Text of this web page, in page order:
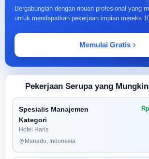
Bergabunglah dengan ribuan profesional yang
untuk mendapatkan pekerjaan impian mereka
Memulai Gratis
Pekerjaan Serupa yang
Spesialis Manajemen
Kategori
Hotel Haris
Manado, Indonesia